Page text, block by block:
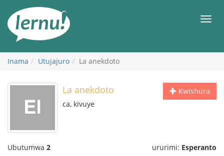
rupapuro
rw'ibirimwo
Inama Utujajuro La anekdoto
Kwishura
La anekdoto
ca, kivuye
Ubutumwa 2 ururimi: Esperanto